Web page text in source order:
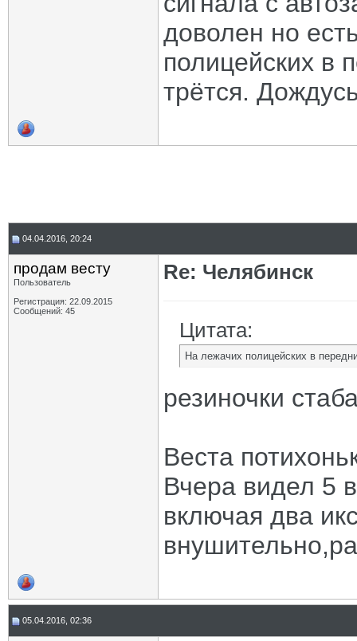
доволен но
полицейских в
трётся.
04.04.2016, 20:24
продам весту
Пользователь
Регистрация: 22.09.2015
Сообщений: 45
Re: Челябинск
Цитата:
На лежачих полицейских в
резиночки
Веста
Вчера видел 5
включая два
05.04.2016, 02:36